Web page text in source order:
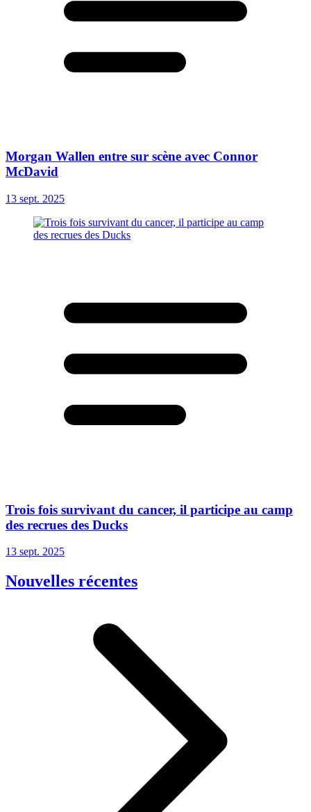
Morgan Wallen entre sur scène avec Connor
McDavid
13 sept. 2025
Trois fois survivant du cancer, il participe au camp
des recrues des Ducks
13 sept. 2025
Nouvelles récentes